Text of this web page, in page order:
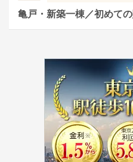
亀戸・新築一棟／初めて